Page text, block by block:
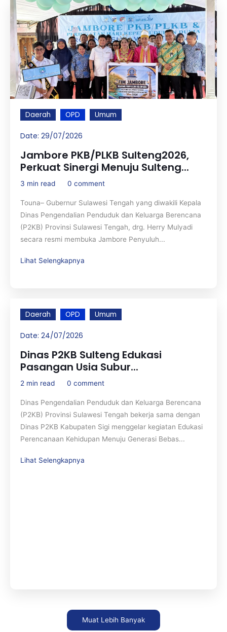
Daerah OPD Umum
Date: 29/07/2026
Jambore PKB/PLKB Sulteng2026,
Perkuat Sinergi Menuju Sulteng...
3 min read 0 comment
Touna– Gubernur Sulawesi Tengah yang diwakili Kepala
Dinas Pengendalian Penduduk dan Keluarga Berencana
(P2KB) Provinsi Sulawesi Tengah, drg. Herry Mulyadi
secara resmi membuka Jambore Penyuluh...
Lihat Selengkapnya
Daerah OPD Umum
Date: 24/07/2026
Dinas P2KB Sulteng Edukasi
Pasangan Usia Subur...
2 min read 0 comment
Dinas Pengendalian Penduduk dan Keluarga Berencana
(P2KB) Provinsi Sulawesi Tengah bekerja sama dengan
Dinas P2KB Kabupaten Sigi menggelar kegiatan Edukasi
Perencanaan Kehidupan Menuju Generasi Bebas...
Lihat Selengkapnya
Muat Lebih Banyak